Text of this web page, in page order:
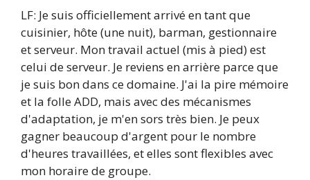
LF: Je suis officiellement arrivé en tant que
cuisinier, hôte (une nuit), barman, gestionnaire
et serveur. Mon travail actuel (mis à pied) est
celui de serveur. Je reviens en arrière parce que
je suis bon dans ce domaine. J'ai la pire mémoire
et la folle ADD, mais avec des mécanismes
d'adaptation, je m'en sors très bien. Je peux
gagner beaucoup d'argent pour le nombre
d'heures travaillées, et elles sont flexibles avec
mon horaire de groupe.